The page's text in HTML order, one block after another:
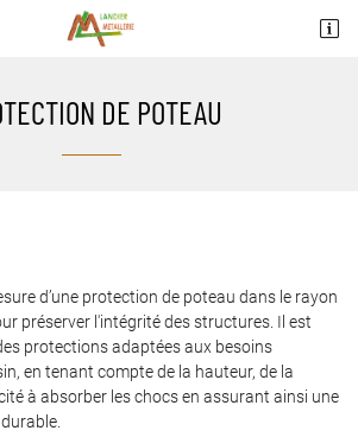

réception
DE POTEAU
d’une protection de poteau dans le rayon
préserver l'intégrité des structures. Il est
protections adaptées aux besoins
en tenant compte de la hauteur, de la
à absorber les chocs en assurant ainsi une